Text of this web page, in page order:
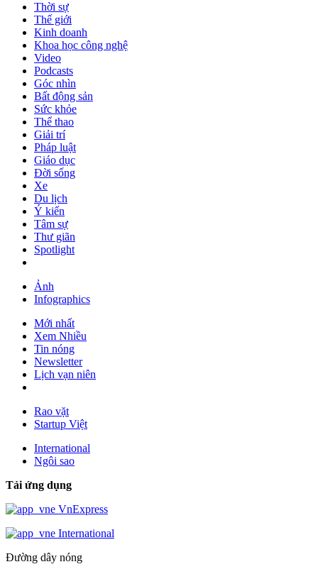
Thời sự
Thế giới
Kinh doanh
Khoa học công nghệ
Video
Podcasts
Góc nhìn
Bất động sản
Sức khỏe
Thể thao
Giải trí
Pháp luật
Giáo dục
Đời sống
Xe
Du lịch
Ý kiến
Tâm sự
Thư giãn
Spotlight
Ảnh
Infographics
Mới nhất
Xem Nhiều
Tin nóng
Newsletter
Lịch vạn niên
Rao vặt
Startup Việt
International
Ngôi sao
Tải ứng dụng
VnExpress
International
Đường dây nóng